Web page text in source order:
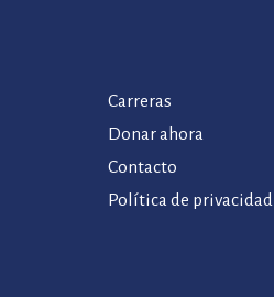
Carreras
Donar ahora
Contacto
Política de privacidad